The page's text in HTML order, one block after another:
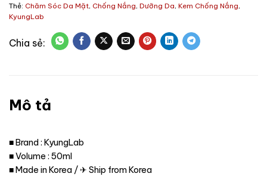
Thẻ: Chăm Sóc Da Mặt, Chống Nắng, Dưỡng Da, Kem Chống Nắng,
KyungLab
Mô tả
■ Brand : KyungLab
■ Volume : 50ml
■ Made in Korea / ✈ Ship from Korea